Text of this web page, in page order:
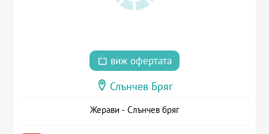
виж офертата
Слънчев Бряг
Жерави - Слънчев бряг